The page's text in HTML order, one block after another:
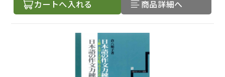
カートへ入れる 商品詳細へ